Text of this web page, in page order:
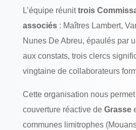
L’équipe réunittrois
associés: Maîtres Lambert,
Nunes De Abreu, épaulés par
aux constats, trois clercs
vingtaine de collaborateurs
Cette organisation nous permet
couverture réactive de Grasse
communes limitrophes